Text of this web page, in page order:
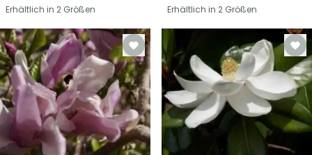
Erhältlich in 2 Größen
Erhältlich in 2 Größen